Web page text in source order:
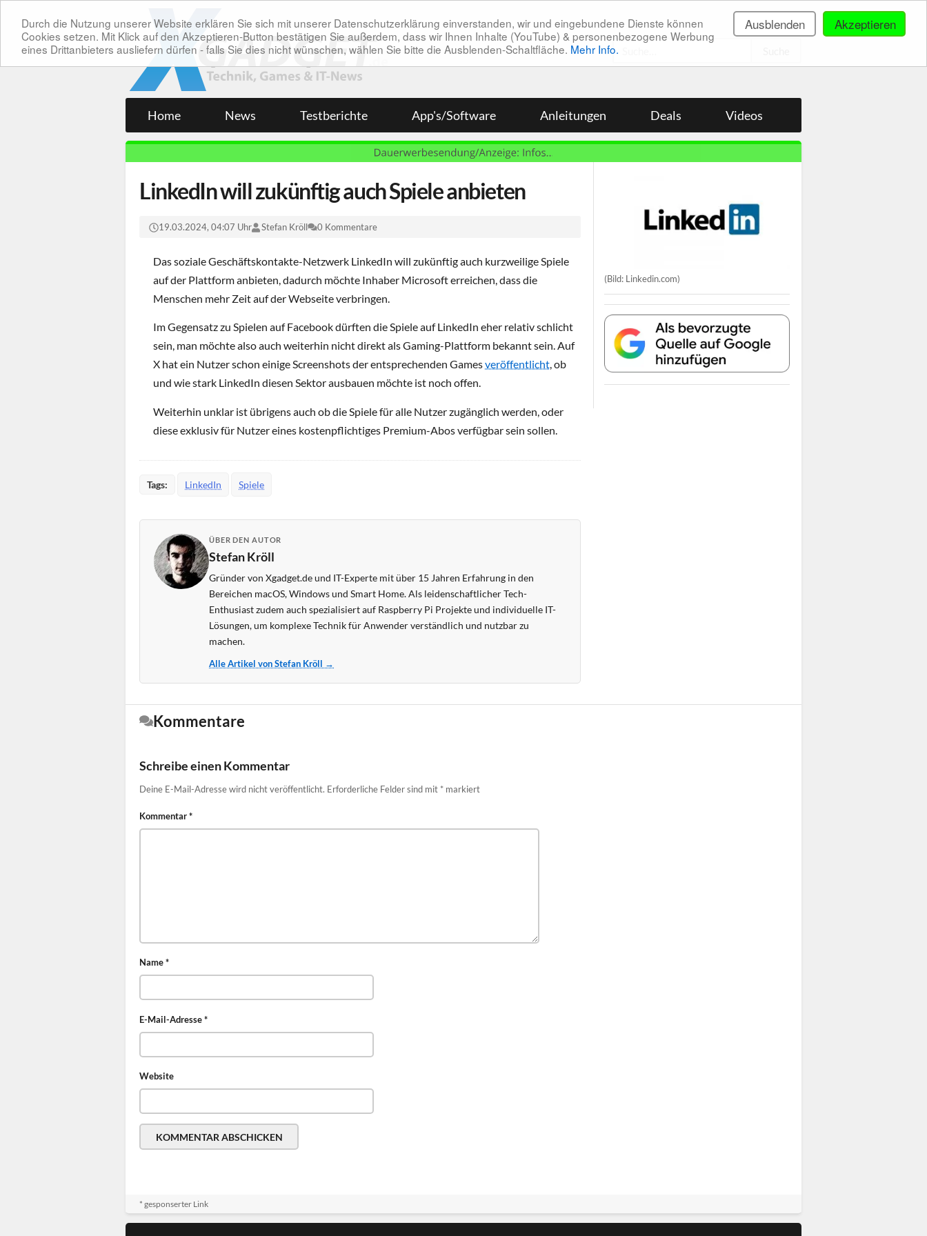
Akzeptieren
Ausblenden
Durch die Nutzung unserer Website erklären Sie sich mit unserer Datenschutzerklärung einverstanden, wir und eingebundene Dienste können
Cookies setzen. Mit Klick auf den Akzeptieren-Button bestätigen Sie außerdem, dass wir Ihnen Inhalte (YouTube) & personenbezogene Werbung
eines Drittanbieters ausliefern dürfen - falls Sie dies nicht wünschen, wählen Sie bitte die Ausblenden-Schaltfläche. Mehr Info.
Home News Testberichte App's/Software Anleitungen Deals Videos
LinkedIn will zukünftig auch Spiele anbieten
19.03.2024, 04:07 Uhr Stefan Kröll 0 Kommentare
Das soziale Geschäftskontakte-Netzwerk LinkedIn will zukünftig auch kurzweilige Spiele
auf der Plattform anbieten, dadurch möchte Inhaber Microsoft erreichen, dass die
Menschen mehr Zeit auf der Webseite verbringen.
Im Gegensatz zu Spielen auf Facebook dürften die Spiele auf LinkedIn eher relativ schlicht
sein, man möchte also auch weiterhin nicht direkt als Gaming-Plattform bekannt sein. Auf
X hat ein Nutzer schon einige Screenshots der entsprechenden Gamesveröffentlicht, ob
und wie stark LinkedIn diesen Sektor ausbauen möchte ist noch offen.
Weiterhin unklar ist übrigens auch ob die Spiele für alle Nutzer zugänglich werden, oder
diese exklusiv für Nutzer eines kostenpflichtiges Premium-Abos verfügbar sein sollen.
Tags: LinkedIn Spiele
ÜBER DEN AUTOR
Stefan Kröll
Gründer von Xgadget.de und IT-Experte mit über 15 Jahren Erfahrung in den
Bereichen macOS, Windows und Smart Home. Als leidenschaftlicher Tech-
Enthusiast zudem auch spezialisiert auf Raspberry Pi Projekte und individuelle IT-
Lösungen, um komplexe Technik für Anwender verständlich und nutzbar zu
machen.
Alle Artikel von Stefan Kröll →
(Bild: Linkedin.com)
Kommentare
Schreibe einen Kommentar
Deine E-Mail-Adresse wird nicht veröffentlicht. Erforderliche Felder sind mit * markiert
Kommentar*
Name*
E-Mail-Adresse*
Website
* gesponserter Link